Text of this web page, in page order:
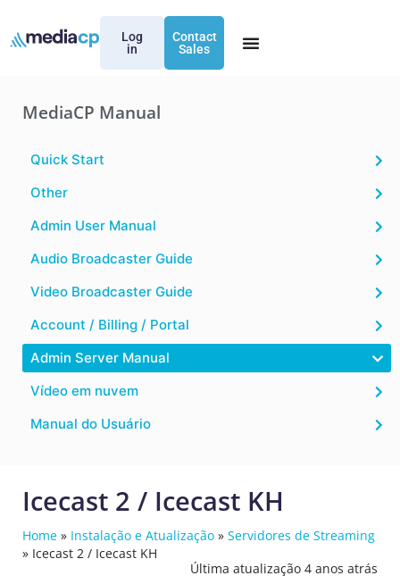
Log
in
Contact
Sales
MediaCP Manual
Quick Start
Other
Admin User Manual
Audio Broadcaster Guide
Video Broadcaster Guide
Account / Billing / Portal
Admin Server Manual
Vídeo em nuvem
Manual do Usuário
Icecast 2 / Icecast KH
Home » Instalação e Atualização » Servidores de Streaming
» Icecast 2 / Icecast KH
Última atualização 4 anos atrás